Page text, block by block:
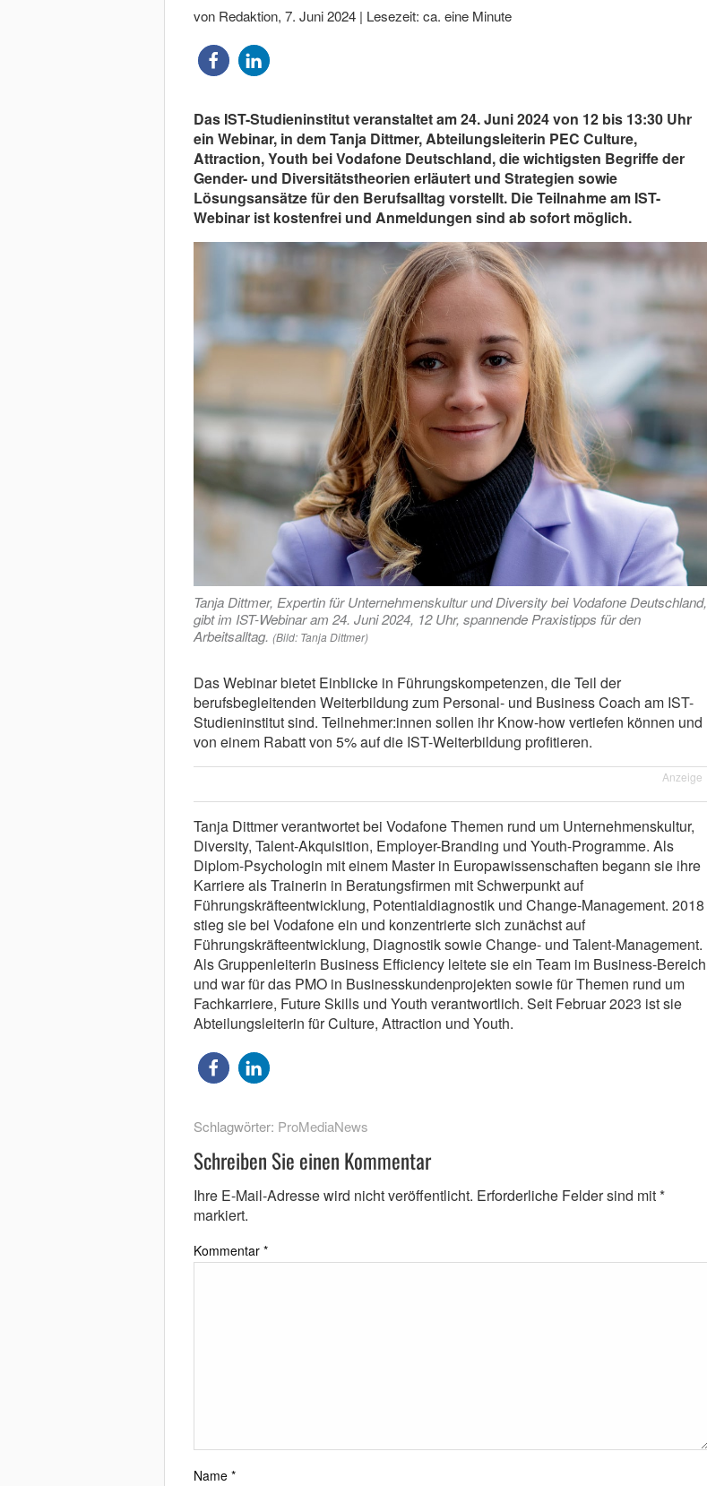
von Redaktion, 7. Juni 2024 | Lesezeit: ca. eine Minute
Das IST-Studieninstitut veranstaltet am 24. Juni 2024 von 12 bis 13:30 Uhr
ein Webinar, in dem Tanja Dittmer, Abteilungsleiterin PEC Culture,
Attraction, Youth bei Vodafone Deutschland, die wichtigsten Begriffe der
Gender- und Diversitätstheorien erläutert und Strategien sowie
Lösungsansätze für den Berufsalltag vorstellt. Die Teilnahme am IST-
Webinar ist kostenfrei und Anmeldungen sind ab sofort möglich.
Tanja Dittmer, Expertin für Unternehmenskultur und Diversity bei Vodafone Deutschland,
gibt im IST-Webinar am 24. Juni 2024, 12 Uhr, spannende Praxistipps für den
Arbeitsalltag. (Bild: Tanja Dittmer)
Das Webinar bietet Einblicke in Führungskompetenzen, die Teil der
berufsbegleitenden Weiterbildung zum Personal- und Business Coach am IST-
Studieninstitut sind. Teilnehmer:innen sollen ihr Know-how vertiefen können und
von einem Rabatt von 5% auf die IST-Weiterbildung profitieren.
Anzeige
Tanja Dittmer verantwortet bei Vodafone Themen rund um Unternehmenskultur,
Diversity, Talent-Akquisition, Employer-Branding und Youth-Programme. Als
Diplom-Psychologin mit einem Master in Europawissenschaften begann sie ihre
Karriere als Trainerin in Beratungsfirmen mit Schwerpunkt auf
Führungskräfteentwicklung, Potentialdiagnostik und Change-Management. 2018
stieg sie bei Vodafone ein und konzentrierte sich zunächst auf
Führungskräfteentwicklung, Diagnostik sowie Change- und Talent-Management.
Als Gruppenleiterin Business Efficiency leitete sie ein Team im Business-Bereich
und war für das PMO in Businesskundenprojekten sowie für Themen rund um
Fachkarriere, Future Skills und Youth verantwortlich. Seit Februar 2023 ist sie
Abteilungsleiterin für Culture, Attraction und Youth.
Schlagwörter: ProMediaNews
Schreiben Sie einen Kommentar
Ihre E-Mail-Adresse wird nicht veröffentlicht. Erforderliche Felder sind mit*
markiert.
Kommentar *
Name *